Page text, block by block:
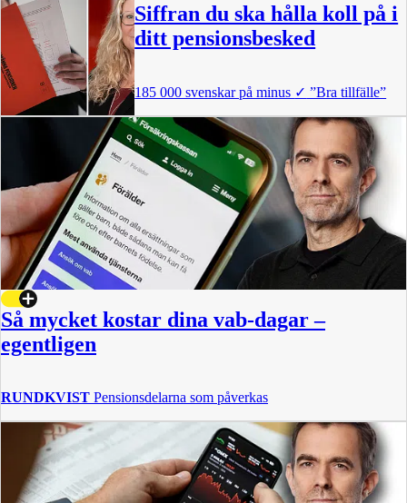
Siffran du ska hålla koll på i
ditt pensionsbesked
185 000 svenskar på minus ✓ ”Bra tillfälle”
Så mycket kostar dina vab-dagar –
egentligen
RUNDKVIST Pensionsdelarna som påverkas